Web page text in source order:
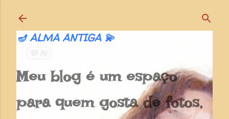
🪔 ALMA ANTIGA 💫
Meu blog é um espaço
para quem gosta de fotos,